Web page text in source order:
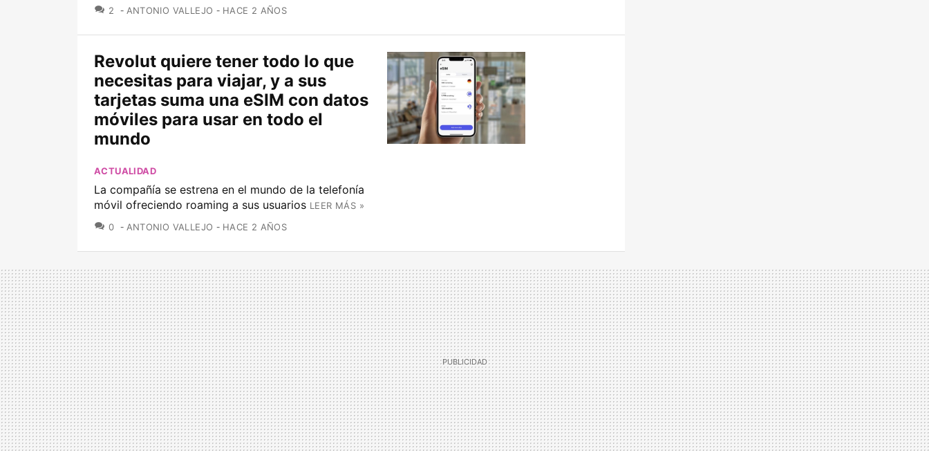
2
COMENTARIOS
ANTONIO VALLEJO HACE 2 AÑOS
Revolut quiere tener todo lo que
necesitas para viajar, y a sus
tarjetas suma una eSIM con datos
móviles para usar en todo el
mundo
ACTUALIDAD
La compañía se estrena en el mundo de la telefonía
móvil ofreciendo roaming a sus usuarios LEER MÁS »
0 COMENTARIOS
ANTONIO VALLEJO HACE 2 AÑOS